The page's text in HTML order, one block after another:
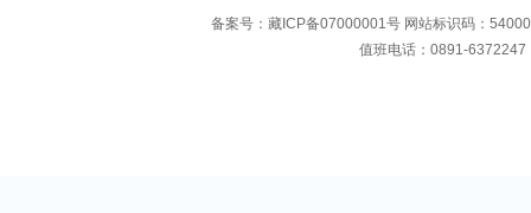
备案号：藏ICP备07000001号 网站标识码：
值班电话：0891-6372247